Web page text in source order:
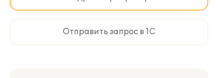
Отправить запрос в 1С